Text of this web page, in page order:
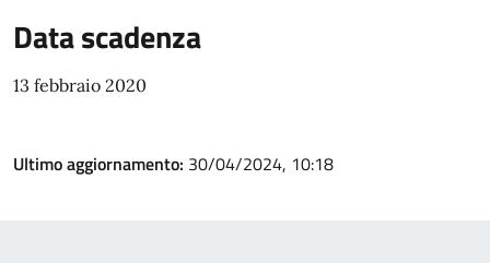
Data scadenza
13 febbraio 2020
Ultimo aggiornamento: 30/04/2024, 10:18